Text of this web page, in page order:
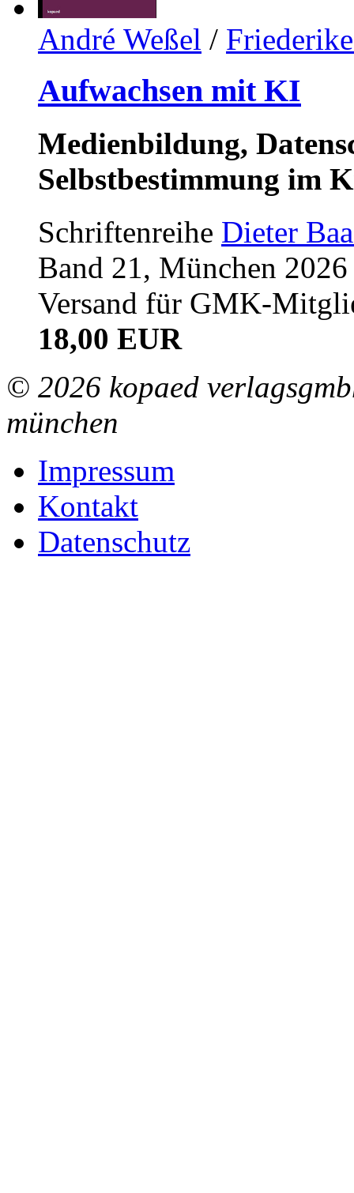
André Weßel /
Aufwachsen mit KI
Medienbildung,
Selbstbestimmung im
Schriftenreihe Dieter
Band 21, München
Versand für GMK-
18,00 EUR
© 2026 kopaed
münchen
Impressum
Kontakt
Datenschutz